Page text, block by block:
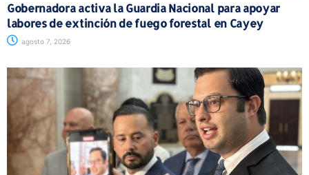
Gobernadora activa la Guardia Nacional para apoyar
labores de extinción de fuego forestal en Cayey
agosto 7, 2026